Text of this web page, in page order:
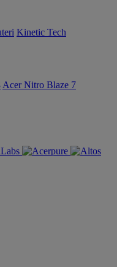
Kinetic Tech
Acer Nitro Blaze 7